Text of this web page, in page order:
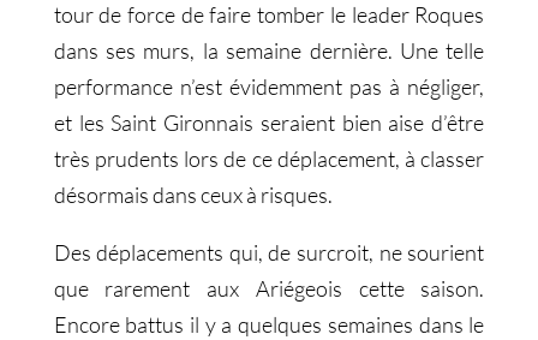
tour de force de faire tomber le leader Roques
dans ses murs, la semaine dernière. Une telle
performance n’est évidemment pas à négliger,
et les Saint Gironnais seraient bien aise d’être
très prudents lors de ce déplacement, à classer
désormais dans ceux à risques.
Des déplacements qui, de surcroit, ne sourient
que rarement aux Ariégeois cette saison.
Encore battus il y a quelques semaines dans le